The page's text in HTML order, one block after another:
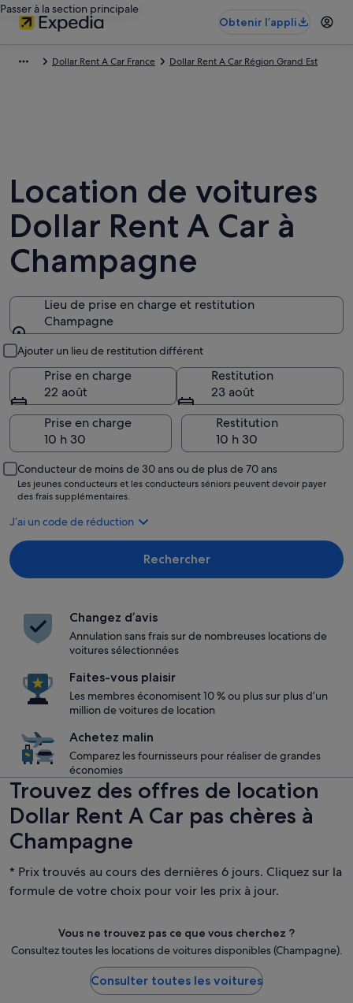
Passer à la section principale
Obtenir l’appli
Dollar Rent A Car France Dollar Rent A Car Région Grand Est
Location de voitures
Dollar Rent A Car à
Champagne
Lieu de prise en charge et restitution
Champagne
Ajouter un lieu de restitution différent
Prise en charge
22 août
Restitution
23 août
Prise en charge
Restitution
Conducteur de moins de 30 ans ou de plus de 70 ans
Les jeunes conducteurs et les conducteurs séniors peuvent devoir payer
des frais supplémentaires.
J’ai un code de réduction
Rechercher
Changez d’avis
Annulation sans frais sur de nombreuses locations de
voitures sélectionnées
Faites-vous plaisir
Les membres économisent 10 % ou plus sur plus d’un
million de voitures de location
Achetez malin
Comparez les fournisseurs pour réaliser de grandes
économies
Trouvez des offres de location
Dollar Rent A Car pas chères à
Champagne
* Prix trouvés au cours des dernières 6 jours. Cliquez sur la
formule de votre choix pour voir les prix à jour.
Vous ne trouvez pas ce que vous cherchez ?
Consultez toutes les locations de voitures disponibles (Champagne).
Consulter toutes les voitures